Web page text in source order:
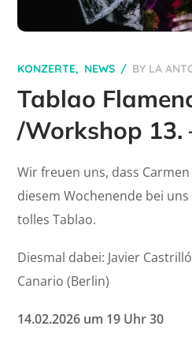
KONZERTE NEWS BY LA
Tablao
/Workshop 13.
Wir freuen uns, dass
diesem Wochenende bei
tolles Tablao.
Diesmal dabei: Javier
Canario (Berlin)
14.02.2026 um 19 Uhr 30